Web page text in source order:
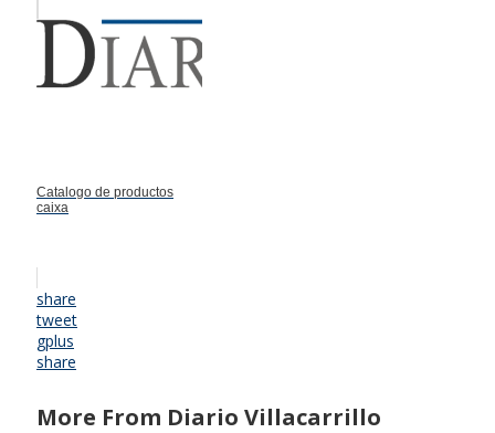
Catalogo de productos
caixa
share
tweet
gplus
share
More From Diario Villacarrillo